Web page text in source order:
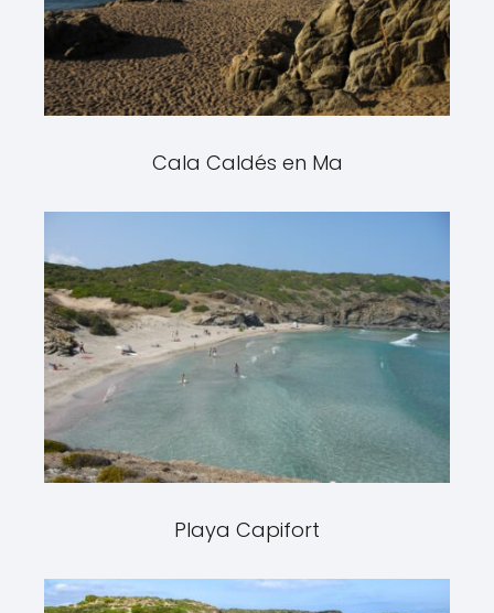
Cala Caldés en Ma
Playa Capifort